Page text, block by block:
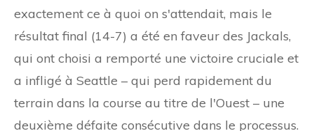
exactement ce à quoi on s'attendait, mais le
résultat final (14-7) a été en faveur des Jackals,
qui ont choisi a remporté une victoire cruciale et
a infligé à Seattle – qui perd rapidement du
terrain dans la course au titre de l'Ouest – une
deuxième défaite consécutive dans le processus.